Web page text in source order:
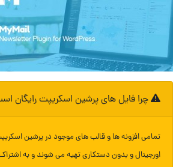
چرا فایل های پرشین اسکریپت رایگان
تمامی افزونه ها و قالب های موجود در پرشین
اورجینال و بدون دستکاری تهیه می شوند و به